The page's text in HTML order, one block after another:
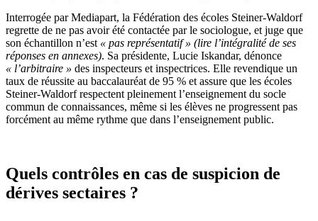
Interrogée par Mediapart, la Fédération des écoles Steiner-Waldorf
regrette de ne pas avoir été contactée par le sociologue, et juge que
son échantillon n’est « pas représentatif » (lire l’intégralité de ses
réponses en annexes). Sa présidente, Lucie Iskandar, dénonce
« l’arbitraire » des inspecteurs et inspectrices. Elle revendique un
taux de réussite au baccalauréat de 95 % et assure que les écoles
Steiner-Waldorf respectent pleinement l’enseignement du socle
commun de connaissances, même si les élèves ne progressent pas
forcément au même rythme que dans l’enseignement public.
Quels contrôles en cas de suspicion de
dérives sectaires ?